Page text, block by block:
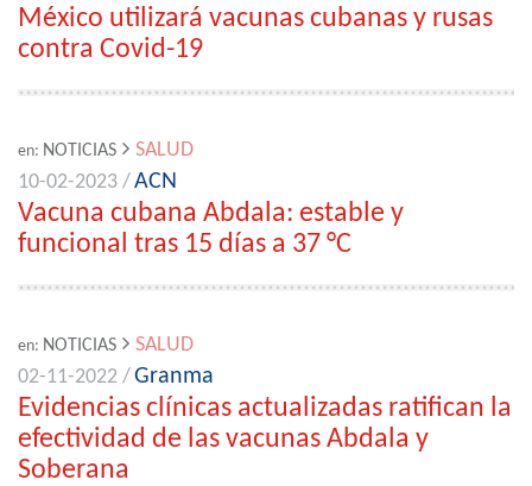
México utilizará vacunas cubanas y rusas
contra Covid-19
en: NOTICIAS
SALUD
10-02-2023 /ACN
Vacuna cubana Abdala: estable y
funcional tras 15 días a 37 °C
en: NOTICIAS
SALUD
02-11-2022 /Granma
Evidencias clínicas actualizadas ratifican la
efectividad de las vacunas Abdala y
Soberana